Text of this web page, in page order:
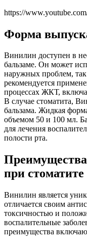
https://
Форма
Винилин доступен в
бальзаме. Он может
наружных проблем,
рекомендуется
процессах ЖКТ,
В случае стоматита,
бальзама. Жидкая
объемом 50 и 100 мл.
для лечения
полости рта.
при стоматите
Винилин является
отличается своим
токсичностью и
воспалительные
преимущества